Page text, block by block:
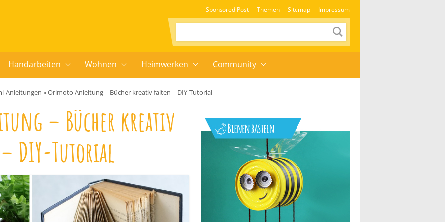
Sponsored Post Themen Sitemap Impressum
Handarbeiten Wohnen Heimwerken Community
Anleitungen »Orimoto-Anleitung – Bücher kreativ falten – DIY-Tutorial
– Bücher kreativ
DIY-Tutorial